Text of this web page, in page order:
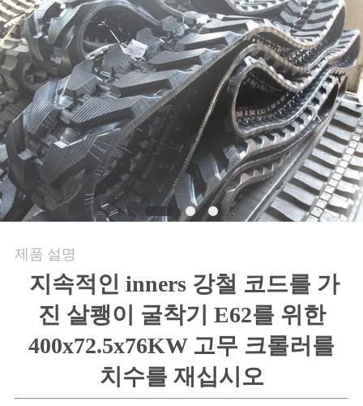
문
의
하
기
조
회
를
요
청
제품 설명
지속적인 inners 강철 코드를 가
진 살쾡이 굴착기 E62를 위한
400x72.5x76KW 고무 크롤러를
치수를 재십시오